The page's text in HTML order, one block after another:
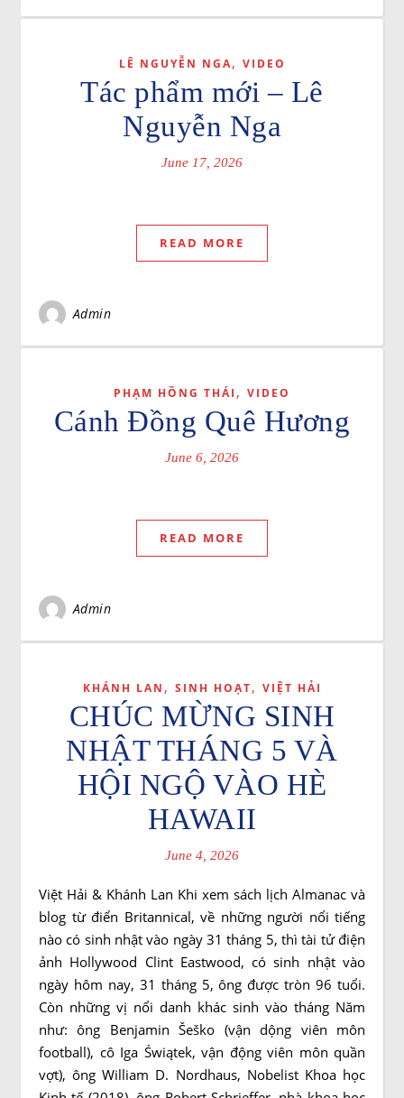
LÊ NGUYỄN NGA, VIDEO
Tác phẩm mới – Lê
Nguyễn Nga
June 17, 2026
READ MORE
Admin
PHẠM HỒNG THÁI , VIDEO
Cánh Đồng Quê Hương
June 6, 2026
READ MORE
Admin
KHÁNH LAN , SINH HOẠT, VIỆT HẢI
CHÚC MỪNG SINH
NHẬT THÁNG 5 VÀ
HỘI NGỘ VÀO HÈ
HAWAII
June 4, 2026
Việt Hải & Khánh Lan Khi xem sách lịch Almanac và
blog từ điển Britannical, về những người nổi tiếng
nào có sinh nhật vào ngày 31 tháng 5, thì tài tử điện
ảnh Hollywood Clint Eastwood, có sinh nhật vào
ngày hôm nay, 31 tháng 5, ông được tròn 96 tuổi.
Còn những vị nổi danh khác sinh vào tháng Năm
như: ông Benjamin Šeško (vận dộng viên môn
football), cô Iga Świątek, vận động viên môn quần
vợt), ông William D. Nordhaus, Nobelist Khoa học